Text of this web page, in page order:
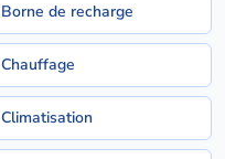
Borne de recharge
Chauffage
Climatisation